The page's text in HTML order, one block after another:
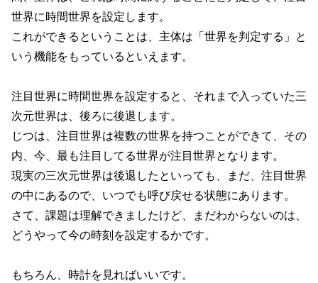
世界に時間世界を設定します。
これができるということは、主体は「世界を判定する」と
いう機能をもっているといえます。
注目世界に時間世界を設定すると、それまで入っていた三
次元世界は、後ろに後退します。
じつは、注目世界は複数の世界を持つことができて、その
内、今、最も注目してる世界が注目世界となります。
現実の三次元世界は後退したといっても、まだ、注目世界
の中にあるので、いつでも呼び戻せる状態にあります。
さて、課題は理解できましたけど、まだわからないのは、
どうやって今の時刻を設定するかです。
もちろん、時計を見ればいいです。